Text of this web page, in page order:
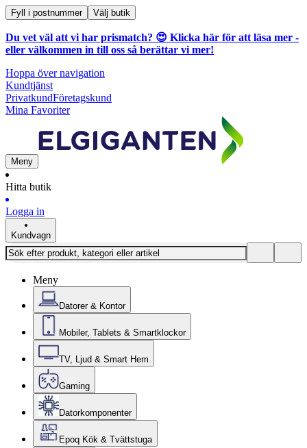
Fyll i postnummer Välj butik
Du vet väl att vi har prismatch? 😍 Klicka här för att läsa mer -
eller välkommen in till oss så berättar vi mer!
Hoppa över navigation
Kundtjänst
PrivatkundFöretagskund
Mina Favoriter
Meny
Hitta butik
Logga in
Kundvagn
Meny
Datorer & Kontor
Mobiler, Tablets & Smartklockor
TV, Ljud & Smart Hem
Gaming
Datorkomponenter
Epoq Kök & Tvättstuga